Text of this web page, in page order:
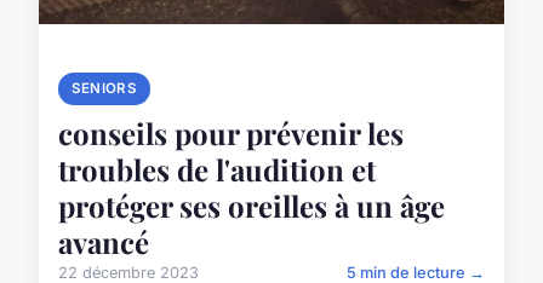
SENIORS
conseils pour prévenir les
troubles de l'audition et
protéger ses oreilles à un âge
avancé
22 décembre 2023 5 min de lecture →